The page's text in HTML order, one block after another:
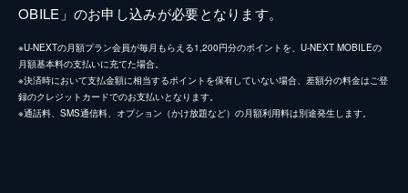
OBILE」のお申し込みが必要となります。
※U-NEXTの月額プラン会員が毎月もらえる1,200円分のポイントを、U-NEXT MOBILEの
月額基本料の支払いに充てた場合。
※決済時において支払金額に相当するポイントを保有していない場合、差額分の料金はご登
録のクレジットカードでのお支払いとなります。
※通話料、SMS通信料、オプション（かけ放題など）の月額利用料は別途発生します。